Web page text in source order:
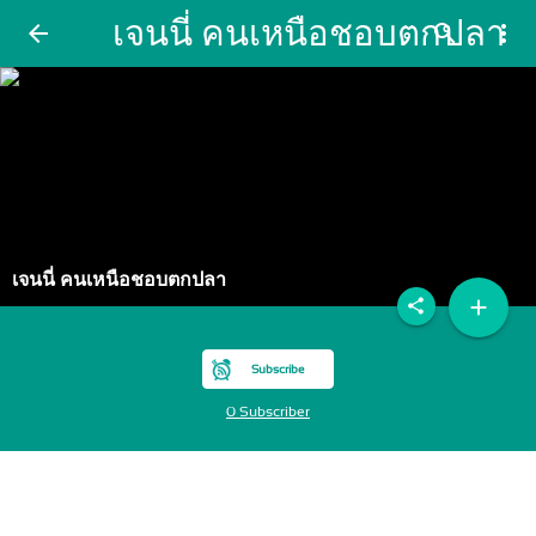
arrow_back เจนนี่ คนเหนือชอบตกปลา
search more_vert
เจนนี่ คนเหนือชอบตกปลา
Subscribe
0 Subscriber
add
share